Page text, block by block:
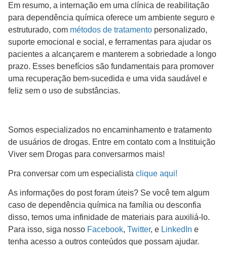
Em resumo, a internação em uma clínica de reabilitação
para dependência química oferece um ambiente seguro e
estruturado, com métodos de tratamento personalizado,
suporte emocional e social, e ferramentas para ajudar os
pacientes a alcançarem e manterem a sobriedade a longo
prazo. Esses benefícios são fundamentais para promover
uma recuperação bem-sucedida e uma vida saudável e
feliz sem o uso de substâncias.
Somos especializados no encaminhamento e tratamento
de usuários de drogas. Entre em contato com a Instituição
Viver sem Drogas para conversarmos mais!
Pra conversar com um especialista clique aqui!
As informações do post foram úteis? Se você tem algum
caso de dependência química na família ou desconfia
disso, temos uma infinidade de materiais para auxiliá-lo.
Para isso, siga nosso Facebook, Twitter, e LinkedIn e
tenha acesso a outros conteúdos que possam ajudar.